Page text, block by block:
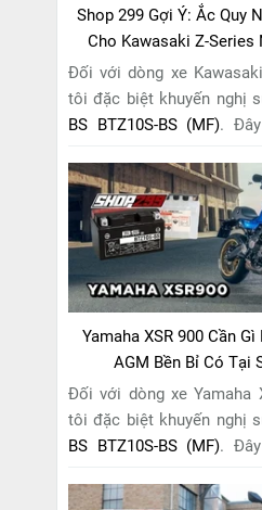
Shop 299 Gợi Ý: Ắc Quy
Cho Kawasaki Z-Series
Đối với dòng xe
tôi đặc biệt khuyến nghị
BS BTZ10S-BS (MF).
giải pháp hoàn hảo
riêng cho "chiến mã"
MF (Maintenance Free)
quy khô này hoàn toàn
dưỡng.
Yamaha XSR 900 Cần
AGM Bền Bỉ Có Tại
Đối với dòng xe Yamaha
tôi đặc biệt khuyến nghị
BS BTZ10S-BS (MF).
giải pháp hoàn hảo